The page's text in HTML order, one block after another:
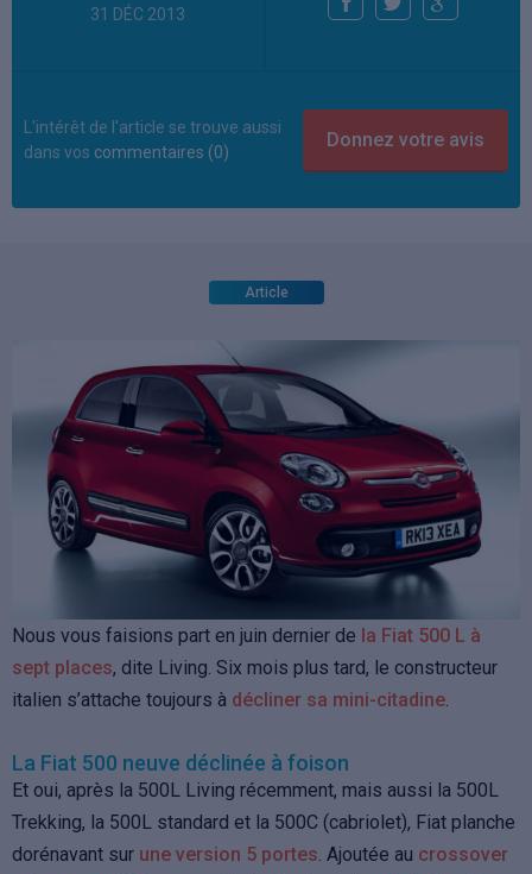
31 DÉC 2013
L'intérêt de l'article se trouve aussi
dans vos commentaires (0)
Article
Nous vous faisions part en juin dernier de la Fiat 500 L à
sept places, dite Living. Six mois plus tard, le constructeur
italien s’attache toujours à décliner sa mini-citadine.
La Fiat 500 neuve déclinée à foison
Et oui, après la 500L Living récemment, mais aussi la 500L
Trekking, la 500L standard et la 500C (cabriolet), Fiat planche
dorénavant sur une version 5 portes. Ajoutée au crossover